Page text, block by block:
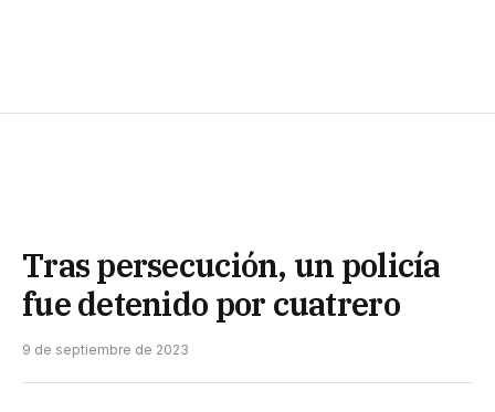
Tras persecución, un policía
fue detenido por cuatrero
9 de septiembre de 2023